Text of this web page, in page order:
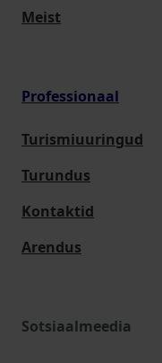
Meist
Professionaal
Turismiuuringud
Turundus
Kontaktid
Arendus
Sotsiaalmeedia